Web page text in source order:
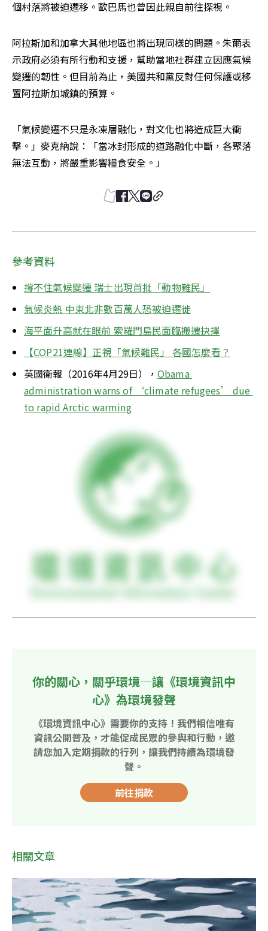
個村落將被迫遷移。歐巴馬也曾因此親自前往探視。
阿拉斯加和加拿大其他地區也將出現同樣的問題。朱爾表
示政府必須有所行動和支援，幫助當地社群建立因應氣候
變遷的韌性。但目前為止，美國共和黨反對任何保護或移
置阿拉斯加城鎮的預算。
「氣候變遷不只是永凍層融化，對文化也將造成巨大衝
擊。」麥克納說：「當冰封形成的道路融化中斷，各聚落
無法互動，將嚴重影響糧食安全。」
參考資料
撐不住氣候變遷 瑞士出現首批「動物難民」
氣候炎熱 中東北非數百萬人恐被迫遷徙
海平面升高就在眼前 索羅門島民面臨搬遷抉擇
【COP21連線】正視「氣候難民」 各國怎麼看？
英國衛報（2016年4月29日）， Obama
administration warns of ‘climate refugees’ due
to rapid Arctic warming
你的關心，關乎環境—讓《環境資訊中
心》為環境發聲
《環境資訊中心》需要你的支持！我們相信唯有
資訊公開普及，才能促成民眾的參與和行動，邀
請您加入定期捐款的行列，讓我們持續為環境發
聲。
前往捐款
相關文章